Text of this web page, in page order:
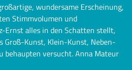
wundersame Erscheinung,
Stimmvolumen und
Ernst alles in den Schatten stellt,
Groß-Kunst, Klein-Kunst, Neben-
behaupten versucht. Anna Mateur